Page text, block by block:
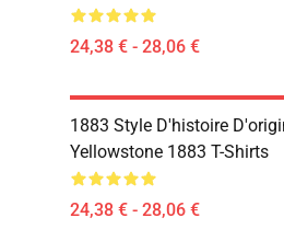
24,38 € - 28,06 €
1883 Style D'histoire
Yellowstone 1883 T-Shirts
24,38 € - 28,06 €